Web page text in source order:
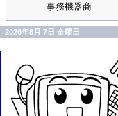
事務機器商
2026年8月 7日 金曜日